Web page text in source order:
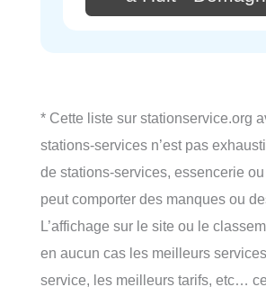
* Cette liste sur stationservice.org
stations-services n’est pas
de stations-services, essencerie
peut comporter des manques ou
L’affichage sur le site ou le
en aucun cas les meilleurs
service, les meilleurs tarifs, etc…